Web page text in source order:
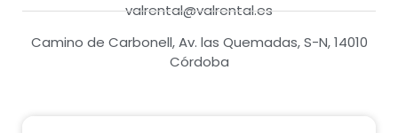
valrental@valrental.es
Camino de Carbonell, Av. las Quemadas, S-N, 14010
Córdoba